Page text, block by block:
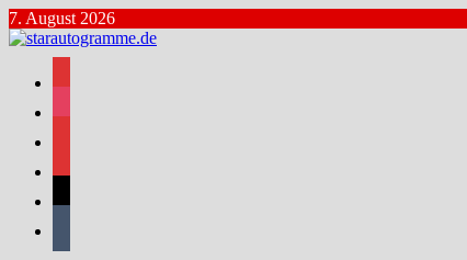
Zum
Inhalt
springen
7. August 2026